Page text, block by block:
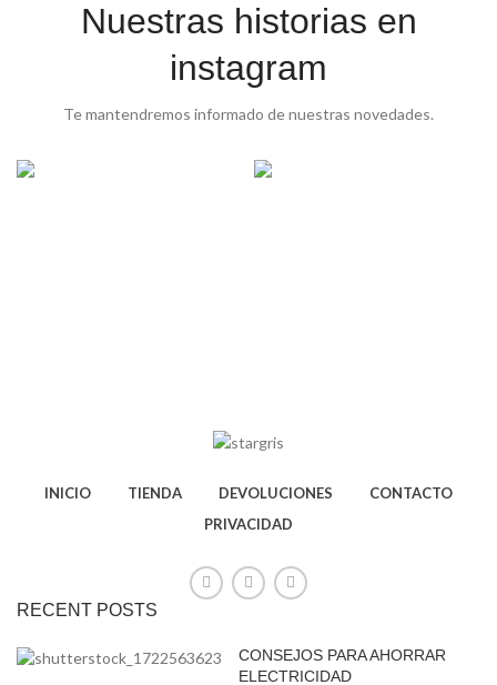
Nuestras historias en
instagram
Te mantendremos informado de nuestras novedades.
INICIO TIENDA DEVOLUCIONES
CONTACTO
PRIVACIDAD
RECENT POSTS
CONSEJOS PARA AHORRAR
ELECTRICIDAD